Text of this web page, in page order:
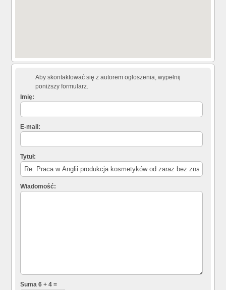
Aby skontaktować się z autorem ogłoszenia, wypełnij
poniższy formularz.
Imię:
E-mail:
Tytuł:
Wiadomość:
Suma 6 + 4 =